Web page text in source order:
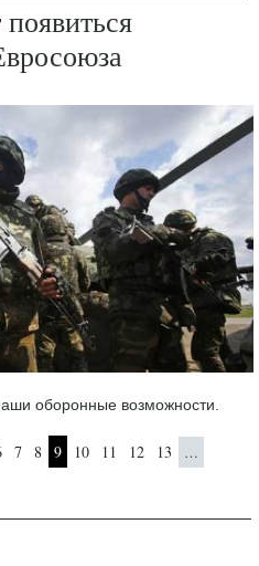
оборонные возможности.
7 8 9 10 11 12 13 …